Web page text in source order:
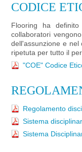
CODICE
Flooring ha
collaboratori
dell'assunzione e nel
ripetuta per tutto il
"COE" Codice
Regolamento
Sistema
Sistema